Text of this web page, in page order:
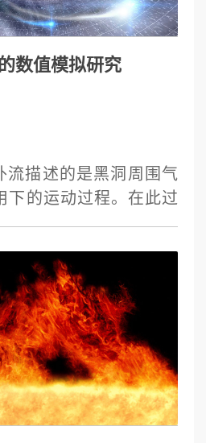
数值模拟研究
流描述的是黑洞周围气
下的运动过程。在此过
烈的辐射，并伴随着大
宇宙中的基本物理过
、高能天体物理等领域
而影响星系如何形成与
将综述近20 年来黑洞
究成果，这些进展主要
值模拟研究获得的